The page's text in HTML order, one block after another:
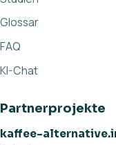
Glossar
FAQ
KI-Chat
Partnerprojekte
kaffee-